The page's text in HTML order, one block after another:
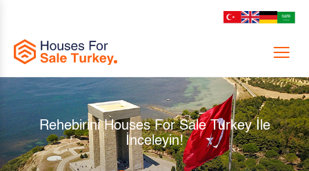
Menu
Rehebirini Houses For Sale Turkey İle
İnceleyin!